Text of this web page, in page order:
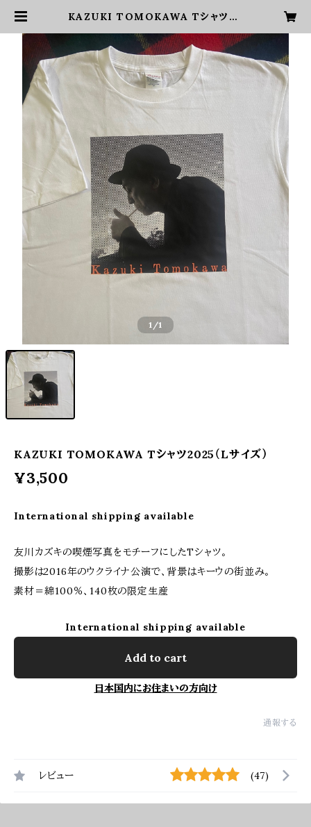
KAZUKI TOMOKAWA Tシャツ20
ルショップ
1 /1
KAZUKI TOMOKAWA Tシャツ2025（Lサイズ）
¥3,500
International shipping available
友川カズキの喫煙写真をモチーフにしたTシャツ。
撮影は2016年のウクライナ公演で、背景はキーウの街並み。
素材＝綿100％、140枚の限定生産
International shipping available
Add to cart
日本国内にお住まいの方向け
通報する
レビュー (47)